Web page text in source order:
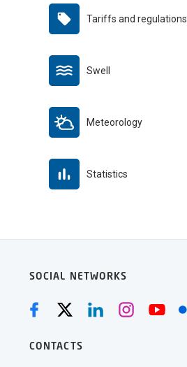
Tariffs and regulations
Swell
Meteorology
Statistics
SOCIAL NETWORKS
CONTACTS